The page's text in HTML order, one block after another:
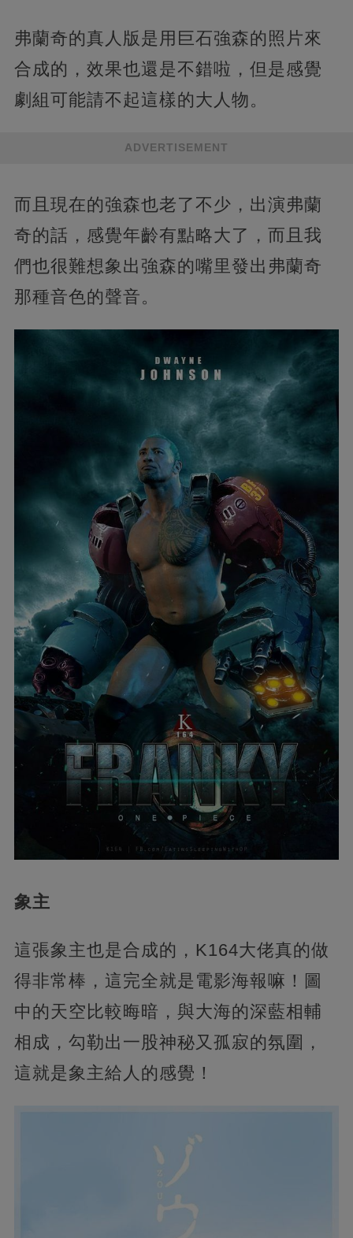
弗蘭奇的真人版是用巨石強森的照片來
合成的，效果也還是不錯啦，但是感覺
劇組可能請不起這樣的大人物。
ADVERTISEMENT
而且現在的強森也老了不少，出演弗蘭
奇的話，感覺年齡有點略大了，而且我
們也很難想象出強森的嘴里發出弗蘭奇
那種音色的聲音。
象主
這張象主也是合成的，K164大佬真的做
得非常棒，這完全就是電影海報嘛！圖
中的天空比較晦暗，與大海的深藍相輔
相成，勾勒出一股神秘又孤寂的氛圍，
這就是象主給人的感覺！